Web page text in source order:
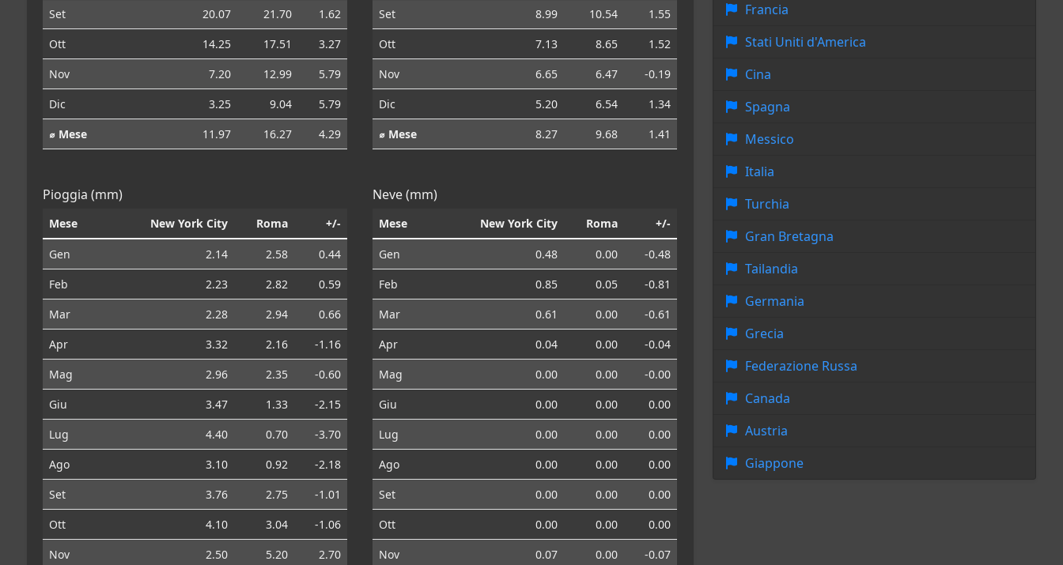
Set
20.07 21.70
1.62
Ott
14.25 17.51
3.27
Nov
7.20 12.99
5.79
Dic
3.25 9.04
5.79
⌀ Mese
11.97 16.27 4.29
Set
8.99 10.54
1.55
Ott
7.13 8.65
1.52
Nov
6.65 6.47
-0.19
Dic
5.20 6.54
1.34
⌀ Mese
8.27 9.68 1.41
Pioggia (mm)
Mese New York City Roma +/-
Gen 2.14 2.58
0.44
Feb
2.23 2.82
0.59
Mar
2.28 2.94
0.66
Apr
3.32 2.16
-1.16
Mag
2.96 2.35
-0.60
Giu
3.47 1.33
-2.15
Lug
4.40 0.70
-3.70
Ago
3.10 0.92
-2.18
Set
3.76 2.75
-1.01
Ott
4.10 3.04
-1.06
Nov
2.50 5.20 2.70
Neve (mm)
Mese New York City Roma +/-
Gen 0.48 0.00
-0.48
Feb
0.85 0.05
-0.81
Mar
0.61 0.00
-0.61
Apr
0.04 0.00
-0.04
Mag
0.00 0.00
-0.00
Giu
0.00 0.00
0.00
Lug
0.00 0.00
0.00
Ago
0.00 0.00
0.00
Set
0.00 0.00
0.00
Ott
0.00 0.00
0.00
Nov
0.07 0.00 -0.07
Francia
Stati Uniti d'America
Cina
Spagna
Messico
Italia
Turchia
Gran Bretagna
Tailandia
Germania
Grecia
Federazione Russa
Canada
Austria
Giappone